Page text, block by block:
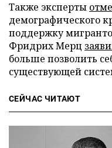
Также эксперты
демографического
поддержку
Фридрих Мерц
больше позволить
существующей
СЕЙЧАС ЧИТАЮТ